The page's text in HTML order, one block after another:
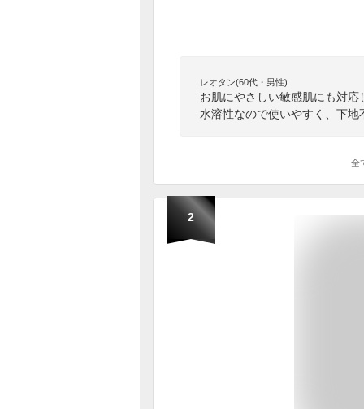
レオタン(60代・男性)
お肌にやさしい敏感肌にも対
水溶性なので使いやすく、下
全
2